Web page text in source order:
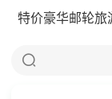
特价豪华邮轮旅
